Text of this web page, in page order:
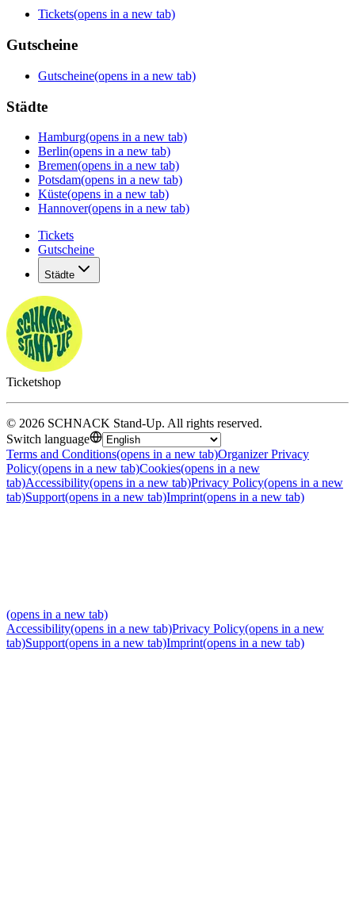
Tickets(opens in a new tab)
Gutscheine
Gutscheine(opens in a new tab)
Städte
Hamburg(opens in a new tab)
Berlin(opens in a new tab)
Bremen(opens in a new tab)
Potsdam(opens in a new tab)
Küste(opens in a new tab)
Hannover(opens in a new tab)
Tickets
Gutscheine
Städte
Ticketshop
© 2026 SCHNACK Stand-Up. All rights reserved.
Switch language
Terms and Conditions(opens in a new tab)Organizer Privacy
Policy(opens in a new tab)Cookies(opens in a new
tab)Accessibility(opens in a new tab)Privacy Policy(opens in a new
tab)Support(opens in a new tab)Imprint(opens in a new tab)
(opens in a new tab)
Accessibility(opens in a new tab)Privacy Policy(opens in a new
tab)Support(opens in a new tab)Imprint(opens in a new tab)